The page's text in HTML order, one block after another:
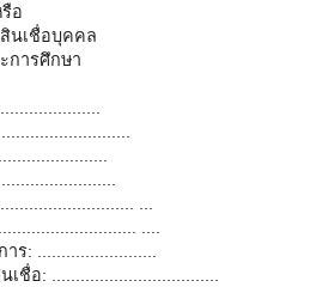
อ
นเชื่อบุคคล
การศึกษา
...
....
ร: .........................
เชื่อ: ...................................